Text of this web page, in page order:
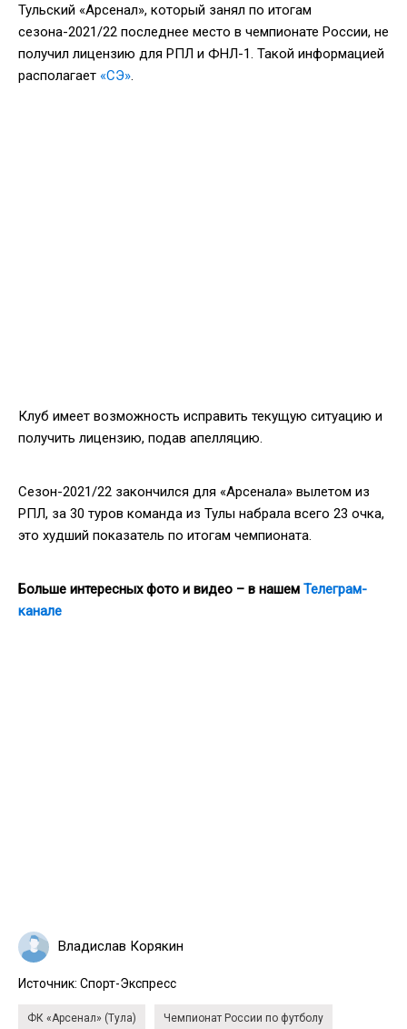
Тульский «Арсенал», который занял по итогам
сезона-2021/22 последнее место в чемпионате России, не
получил лицензию для РПЛ и ФНЛ-1. Такой информацией
располагает «СЭ».
Клуб имеет возможность исправить текущую ситуацию и
получить лицензию, подав апелляцию.
Сезон-2021/22 закончился для «Арсенала» вылетом из
РПЛ, за 30 туров команда из Тулы набрала всего 23 очка,
это худший показатель по итогам чемпионата.
Больше интересных фото и видео – в нашем Телеграм-
канале
Владислав Корякин
Источник: Спорт-Экспресс
ФК «Арсенал» (Тула) Чемпионат России по футболу